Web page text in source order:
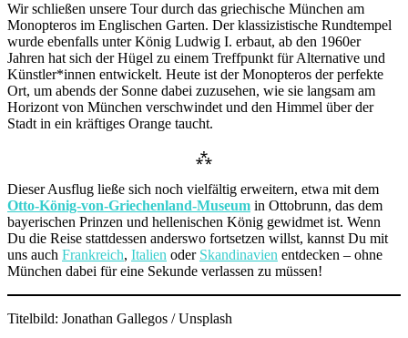
Wir schließen unsere Tour durch das griechische München am
Monopteros im Englischen Garten. Der klassizistische Rundtempel
wurde ebenfalls unter König Ludwig I. erbaut, ab den 1960er
Jahren hat sich der Hügel zu einem Treffpunkt für Alternative und
Künstler*innen entwickelt. Heute ist der Monopteros der perfekte
Ort, um abends der Sonne dabei zuzusehen, wie sie langsam am
Horizont von München verschwindet und den Himmel über der
Stadt in ein kräftiges Orange taucht.
⁂
Dieser Ausflug ließe sich noch vielfältig erweitern, etwa mit dem
Otto-König-von-Griechenland-Museum in Ottobrunn, das dem
bayerischen Prinzen und hellenischen König gewidmet ist. Wenn
Du die Reise stattdessen anderswo fortsetzen willst, kannst Du mit
uns auch Frankreich, Italien oder Skandinavien entdecken – ohne
München dabei für eine Sekunde verlassen zu müssen!
Titelbild: Jonathan Gallegos / Unsplash